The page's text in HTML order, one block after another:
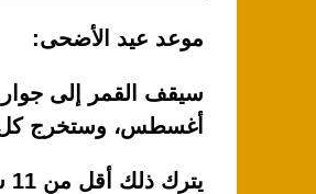
موعد عيد الأضحى:
أغسطس، وستخرج كل